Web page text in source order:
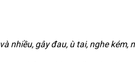
nhiều, gây đau, ù tai, nghe kém,